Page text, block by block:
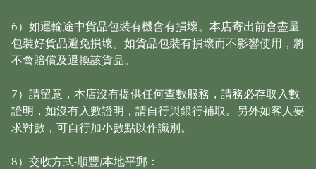
6）如運輸途中貨品包裝有機會有損壞。本店寄出前會盡量
包裝好貨品避免損壞。如貨品包裝有損壞而不影響使用，將
不會賠償及退換該貨品。
7）請留意，本店沒有提供任何查數服務，請務必存取入數
證明，如沒有入數證明，請自行與銀行補取。另外如客人要
求對數，可自行加小數點以作識別。
8）交收方式-順豐/本地平郵：